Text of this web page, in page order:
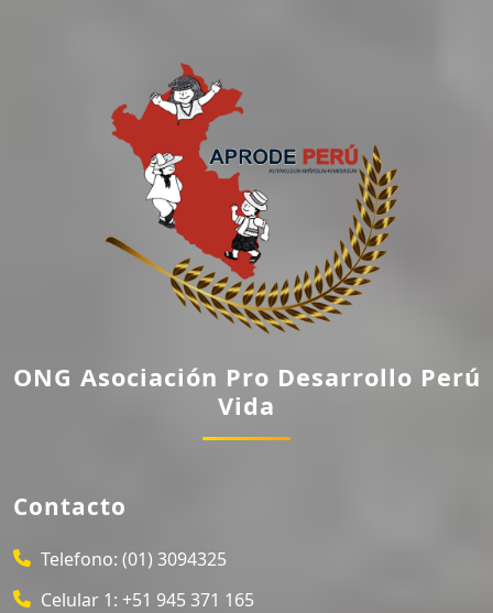
ONG Asociación Pro Desarrollo Perú
Vida
Contacto
Telefono: (01) 3094325
Celular 1: +51 945 371 165